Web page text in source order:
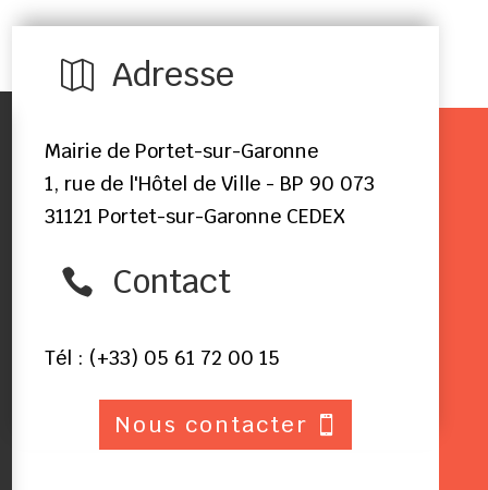
 Adresse
Mairie de Portet-sur-Garonne
1, rue de l'Hôtel de Ville - BP 90 073
31121 Portet-sur-Garonne CEDEX
 Contact
Tél : (+33) 05 61 72 00 15
Nous contacter